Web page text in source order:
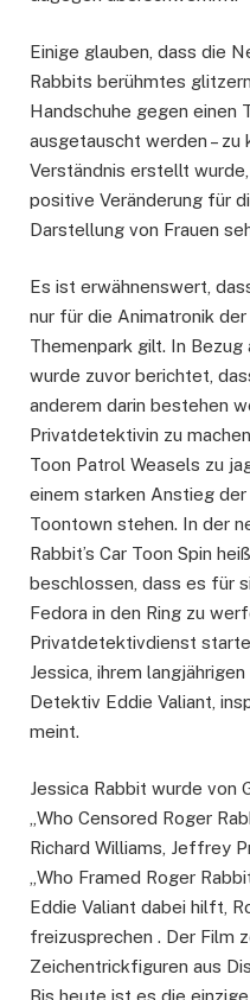
Einige glauben, dass die
Rabbits berühmtes
Handschuhe gegen einen
ausgetauscht werden – zu
Verständnis erstellt
positive Veränderung für
Darstellung von Frauen
Es ist erwähnenswert,
nur für die Animatronik
Themenpark gilt. In
wurde zuvor berichtet,
anderem darin bestehen
Privatdetektivin zu
Toon Patrol Weasels zu
einem starken Anstieg der
Toontown stehen. In der
Rabbit’s Car Toon Spin
beschlossen, dass es für
Fedora in den Ring zu
Privatdetektivdienst
Jessica, ihrem
Detektiv Eddie Valiant,
meint.
Jessica Rabbit wurde von
„Who Censored Roger
Richard Williams, Jeffrey
„Who Framed Roger
Eddie Valiant dabei hilft,
freizusprechen . Der Film
Zeichentrickfiguren aus
Bis heute ist es die